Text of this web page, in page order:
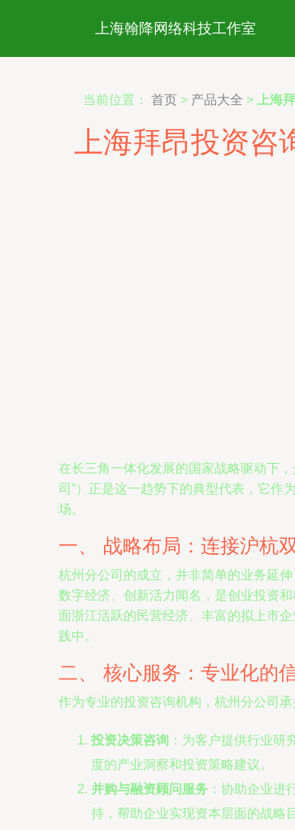
上海翰降网络科技工作室
当前位置： 首页 > 产品大全 > 上海
上海拜昂投资
在长三角一体化发展的国家战略驱动下
司”）正是这一趋势下的典型代表，它作
场。
一、 战略布局：连接沪杭
杭州分公司的成立，并非简单的业务延
数字经济、创新活力闻名，是创业投资
面浙江活跃的民营经济、丰富的拟上市
践中。
二、 核心服务：专业化的
作为专业的投资咨询机构，杭州分公司
投资决策咨询 ：为客户提供行业
度的产业洞察和投资策略建议。
并购与融资顾问服务 ：协助企业
持，帮助企业实现资本层面的战略